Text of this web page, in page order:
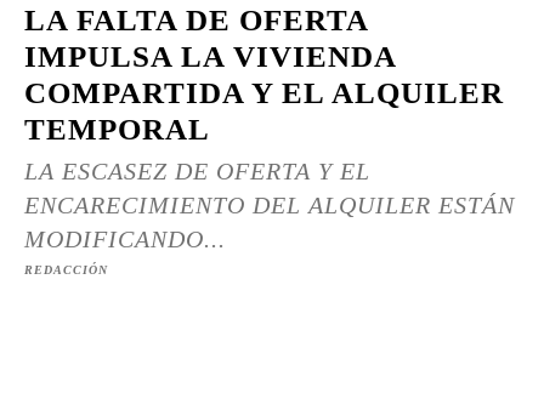
LA FALTA DE OFERTA
IMPULSA LA VIVIENDA
COMPARTIDA Y EL ALQUILER
TEMPORAL
LA ESCASEZ DE OFERTA Y EL
ENCARECIMIENTO DEL ALQUILER ESTÁN
MODIFICANDO...
REDACCIÓN